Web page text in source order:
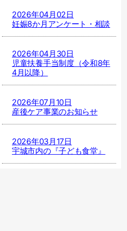
2026年04月02日
妊娠8か月アンケート・相談
2026年04月30日
児童扶養手当制度（令和8年
4月以降）
2026年07月10日
産後ケア事業のお知らせ
2026年03月17日
宇城市内の『子ども食堂』